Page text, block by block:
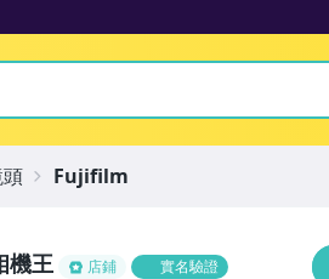
機王 店鋪 實名驗證
Fujifilm